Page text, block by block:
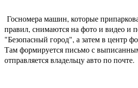
Госномера машин, которые
правил, снимаются на фото и видео и
"Безопасный город", а затем в центр
Там формируется письмо с
отправляется владельцу авто по почте.